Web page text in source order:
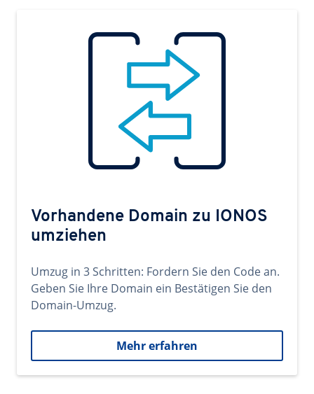
Vorhandene Domain zu IONOS
umziehen
Umzug in 3 Schritten: Fordern Sie den Code an.
Geben Sie Ihre Domain ein Bestätigen Sie den
Domain-Umzug.
Mehr erfahren